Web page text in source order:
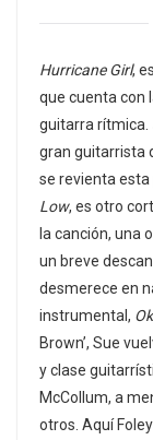
Hurricane Girl,
que cuenta con
guitarra rítmica.
gran guitarrista
se revienta esta
Low, es otro
la canción, una
un breve
desmerece en
instrumental,
Brown’, Sue
y clase
McCollum, a
otros. Aquí